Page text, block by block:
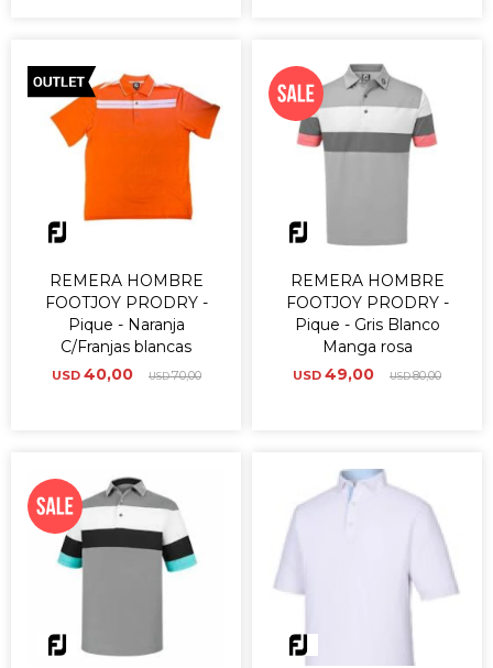
REMERA HOMBRE
FOOTJOY PRODRY -
Pique - Naranja
C/Franjas blancas
USD 40,00 USD70,00
REMERA HOMBRE
FOOTJOY PRODRY -
Pique - Gris Blanco
Manga rosa
USD 49,00 USD80,00